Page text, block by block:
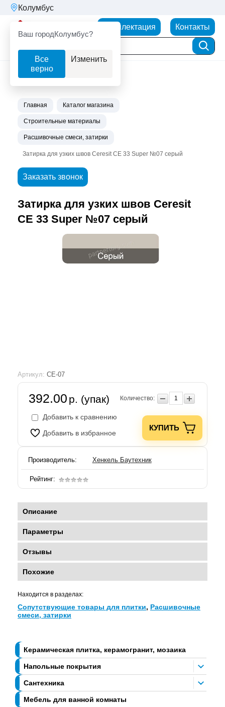
Колумбус
Ваш городКолумбус?
Все
верно
Изменить
Комплектация Контакты
Керамическая плитка, керамогранит, мозаика
Напольные покрытия
Сантехника
Мебель для ванной комнаты
Главная Каталог магазина
Строительные материалы
Расшивочные смеси, затирки
Затирка для узких швов Ceresit СЕ 33 Super №07 серый
Заказать звонок
Затирка для узких швов Ceresit
СЕ 33 Super №07 серый
Артикул: СЕ-07
392.00 р. (упак) Количество:
Добавить к сравнению
Добавить в избранное
КУПИТЬ
Производитель: Хенкель Баутехник
Рейтинг:
Описание
Параметры
Отзывы
Похожие
Находится в разделах:
Сопутствующие товары для плитки, Расшивочные
смеси, затирки